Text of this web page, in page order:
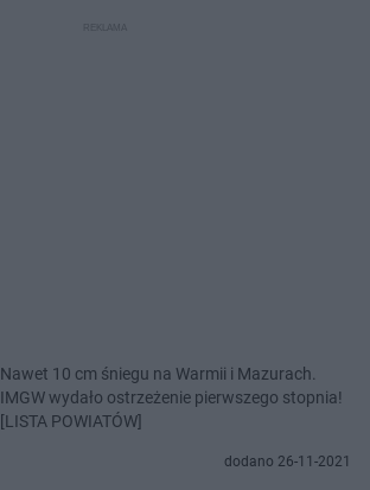
Nawet 10 cm śniegu na Warmii i Mazurach.
IMGW wydało ostrzeżenie pierwszego stopnia!
[LISTA POWIATÓW]
dodano 26-11-2021